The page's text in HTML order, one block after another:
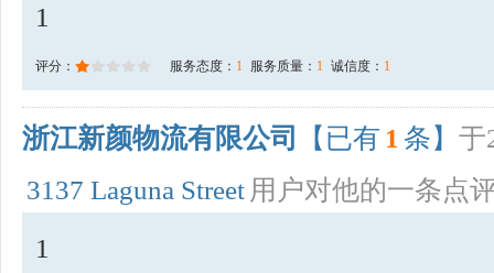
1
评分： 服务态度： 1 服务质量： 1 诚信度： 1
浙江新颜物流有限公司 【已有 1 条】 于
3137 Laguna Street 用户对他的一条点
1